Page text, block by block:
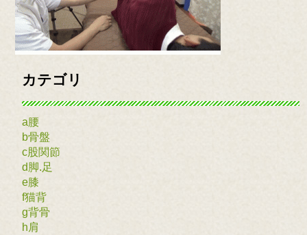
カテゴリ
a腰
b骨盤
c股関節
d脚.足
e膝
f猫背
g背骨
h肩